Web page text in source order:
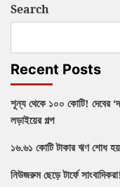
Search
Recent Posts
শূন্য থেকে ১০০ কোটি! দেবের
লড়াইয়ের গল্প
১৬.৬১ কোটি টাকার ঋণ শোধ
নিউজরুম ছেড়ে টার্ফে